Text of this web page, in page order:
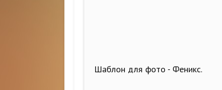
Шаблон для фото - Феникс.